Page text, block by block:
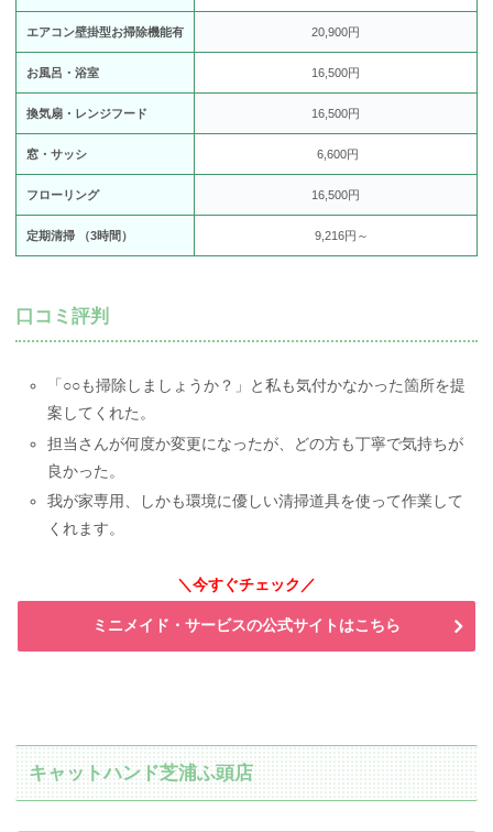
エアコン壁掛型お掃除機能有 20,900円
お風呂・浴室 16,500円
換気扇・レンジフード 16,500円
窓・サッシ 6,600円
フローリング 16,500円
定期清掃 （3時間） 9,216円～
口コミ評判
「○○も掃除しましょうか？」と私も気付かなかった箇所を提
案してくれた。
担当さんが何度か変更になったが、どの方も丁寧で気持ちが
良かった。
我が家専用、しかも環境に優しい清掃道具を使って作業して
くれます。
＼今すぐチェック／
ミニメイド・サービスの公式サイトはこちら
キャットハンド芝浦ふ頭店